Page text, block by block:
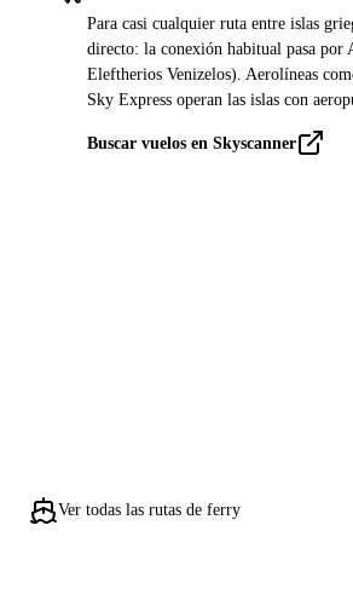
Para casi cualquier ruta entre islas
directo: la conexión habitual pasa por
Eleftherios Venizelos). Aerolíneas
Sky Express operan las islas con
Buscar vuelos en Skyscanner
Ver todas las rutas de ferry